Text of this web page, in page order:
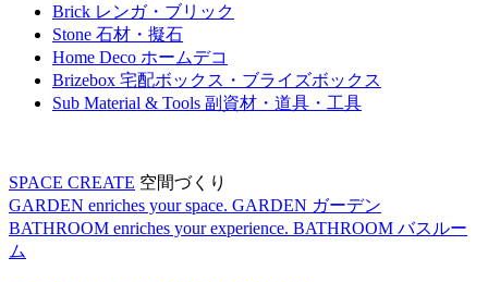
Brick レンガ・ブリック
Stone 石材・擬石
Home Deco ホームデコ
Brizebox 宅配ボックス・ブライズボックス
Sub Material & Tools 副資材・道具・工具
SPACE CREATE 空間づくり
GARDEN enriches your space. GARDEN ガーデン
BATHROOM enriches your experience. BATHROOM バスルー
ム